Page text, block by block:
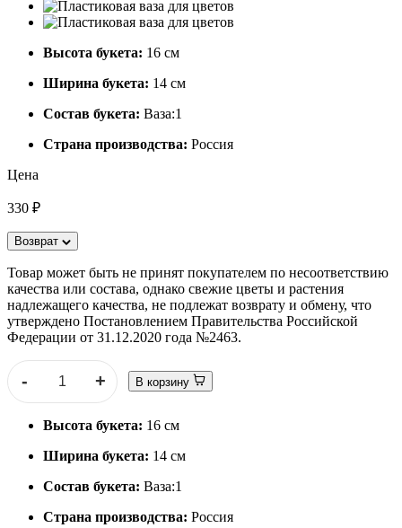
Высота букета: 16 см
Ширина букета: 14 см
Состав букета: Ваза:1
Страна производства: Россия
Цена
330 ₽
Возврат
Товар может быть не принят покупателем по несоответствию
качества или состава, однако свежие цветы и растения
надлежащего качества, не подлежат возврату и обмену, что
утверждено Постановлением Правительства Российской
Федерации от 31.12.2020 года №2463.
- + В корзину
Высота букета: 16 см
Ширина букета: 14 см
Состав букета: Ваза:1
Страна производства: Россия